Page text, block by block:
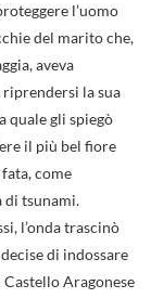
l’uomo
del marito che,
aveva
riprendersi la sua
quale gli spiegò
il più bel fiore
come
di tsunami.
l’onda trascinò
di indossare
Aragonese